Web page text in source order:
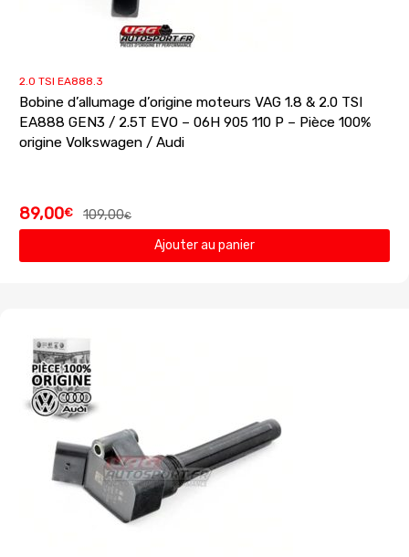
2.0 TSI EA888.3
Bobine d’allumage d’origine moteurs VAG 1.8 & 2.0 TSI
EA888 GEN3 / 2.5T EVO – 06H 905 110 P – Pièce 100%
origine Volkswagen / Audi
109,00€
89,00€
Ajouter au panier